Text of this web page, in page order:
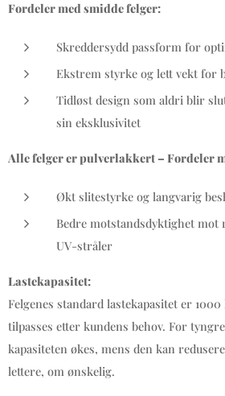
Fordeler med smidde felger:
Skreddersydd passform for
Ekstrem styrke og lett vekt for
Tidløst design som aldri blir
sin eksklusivitet
Alle felger er pulverlakkert – Fordeler
Økt slitestyrke og langvarig
Bedre motstandsdyktighet
UV-stråler
Lastekapasitet:
Felgenes standard lastekapasitet er
tilpasses etter kundens behov. For
kapasiteten økes, mens den kan
lettere, om ønskelig.